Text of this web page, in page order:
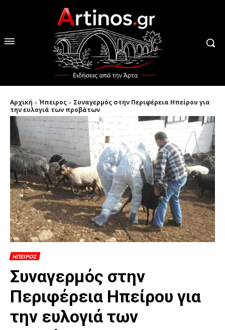
Αρχική Ήπειρος
Συναγερμός στην Περιφέρεια Ηπείρου για
την ευλογιά των προβάτων
ΗΠΕΙΡΟΣ
Συναγερμός στην
Περιφέρεια Ηπείρου για
την ευλογιά των